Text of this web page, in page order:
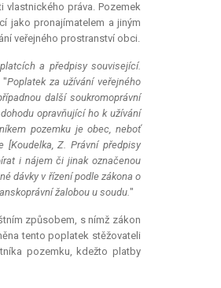
vlastnického práva. Pozemek
jako pronajímatelem a jiným
veřejného prostranství obci.
a předpisy související.
"Poplatek za užívání veřejného
další soukromoprávní
opravňující ho k užívání
pozemku je obec, neboť
Z. Právní předpisy
i nájem či jinak označenou
dávky v řízení podle zákona o
žalobou u soudu."
způsobem, s nímž zákon
tento poplatek stěžovateli
pozemku, kdežto platby